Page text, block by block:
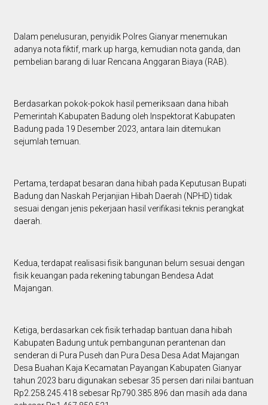
Dalam penelusuran, penyidik Polres Gianyar menemukan
adanya nota fiktif, mark up harga, kemudian nota ganda, dan
pembelian barang di luar Rencana Anggaran Biaya (RAB).
Berdasarkan pokok-pokok hasil pemeriksaan dana hibah
Pemerintah Kabupaten Badung oleh Inspektorat Kabupaten
Badung pada 19 Desember 2023, antara lain ditemukan
sejumlah temuan.
Pertama, terdapat besaran dana hibah pada Keputusan Bupati
Badung dan Naskah Perjanjian Hibah Daerah (NPHD) tidak
sesuai dengan jenis pekerjaan hasil verifikasi teknis perangkat
daerah.
Kedua, terdapat realisasi fisik bangunan belum sesuai dengan
fisik keuangan pada rekening tabungan Bendesa Adat
Majangan.
Ketiga, berdasarkan cek fisik terhadap bantuan dana hibah
Kabupaten Badung untuk pembangunan perantenan dan
senderan di Pura Puseh dan Pura Desa Desa Adat Majangan
Desa Buahan Kaja Kecamatan Payangan Kabupaten Gianyar
tahun 2023 baru digunakan sebesar 35 persen dari nilai bantuan
Rp2.258.245.418 sebesar Rp790.385.896 dan masih ada dana